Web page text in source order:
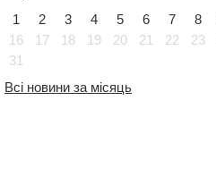
1
2 3 4 5 6 7 8
16
17 18 19 20 21 22 23
31
Всі новини за місяць